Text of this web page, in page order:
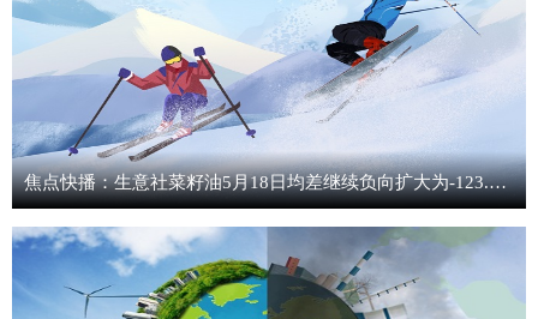
焦点快播：生意社菜籽油5月18日均差继续负向扩大为-123.70元/吨